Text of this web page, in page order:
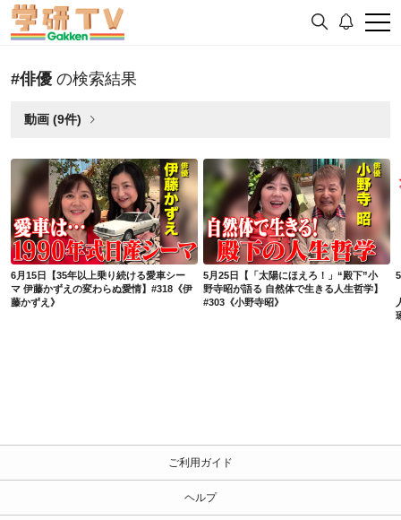
#俳優 の検索結果
動画 (9件)
6月15日【35年以上乗り続ける愛車シーマ 伊藤かずえの変わらぬ愛情】#318《伊藤かずえ》
6月15日【35年以上乗り続ける愛車シー
マ 伊藤かずえの変わらぬ愛情】#318《伊
藤かずえ》
5月25日【「太陽にほえろ！」“殿下”小野寺昭が語る 自然体で生きる人生哲学】#303《小野寺昭》
5月25日【「太陽にほえろ！」“殿下”小
野寺昭が語る 自然体で生きる人生哲学】
#303《小野寺昭》
ご利用ガイド
ヘルプ